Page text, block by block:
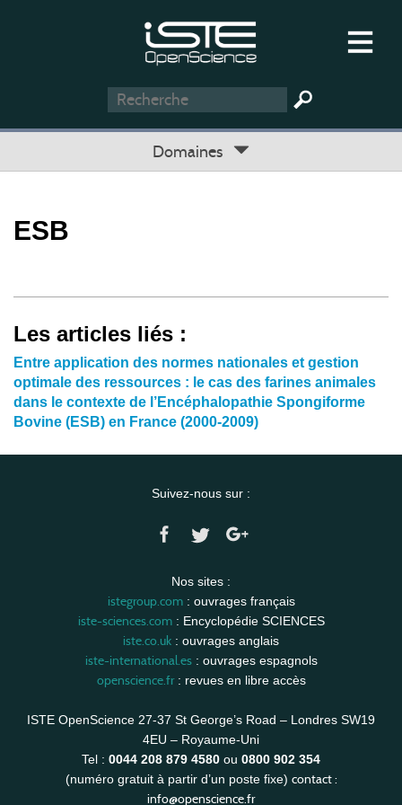
Domaines
ESB
Les articles liés :
Entre application des normes nationales et gestion
optimale des ressources : le cas des farines animales
dans le contexte de l’Encéphalopathie Spongiforme
Bovine (ESB) en France (2000-2009)
Suivez-nous sur :
Nos sites :
istegroup.com: ouvrages français
iste-sciences.com: Encyclopédie SCIENCES
iste.co.uk : ouvrages anglais
iste-international.es: ouvrages espagnols
openscience.fr: revues en libre accès
ISTE OpenScience 27-37 St George’s Road – Londres SW19
4EU – Royaume-Uni
Tel : 0044 208 879 4580 ou 0800 902 354
(numéro gratuit à partir d’un poste fixe) contact :
info@openscience.fr